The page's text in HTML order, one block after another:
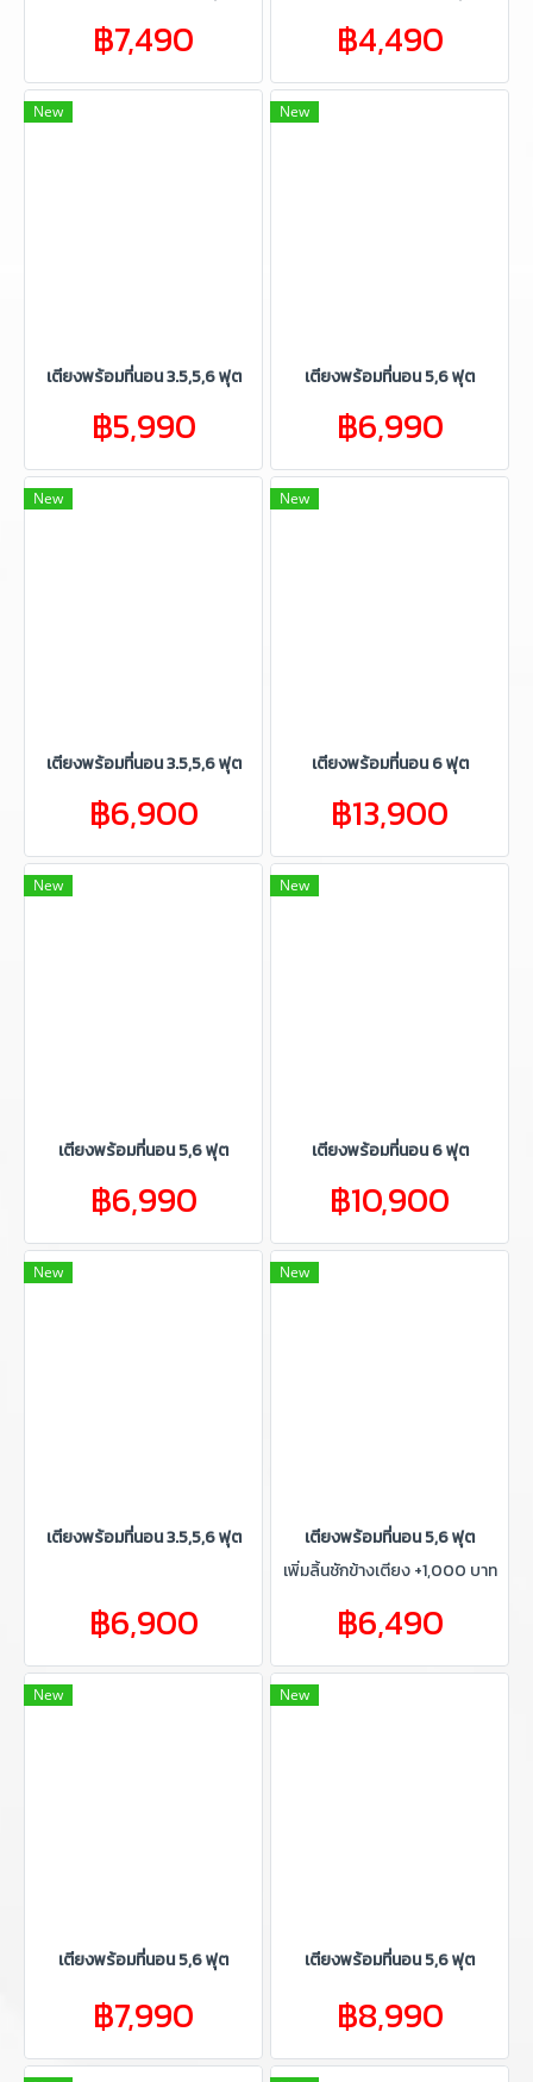
฿7,490 ฿4,490
New
เตียงพร้อมที่นอน 3.5,5,6 ฟุต
฿5,990
New
เตียงพร้อมที่นอน 5,6 ฟุต
฿6,990
New
เตียงพร้อมที่นอน 3.5,5,6 ฟุต
฿6,900
New
เตียงพร้อมที่นอน 6 ฟุต
฿13,900
New
เตียงพร้อมที่นอน 5,6 ฟุต
฿6,990
New
เตียงพร้อมที่นอน 6 ฟุต
฿10,900
New
เตียงพร้อมที่นอน 3.5,5,6 ฟุต
฿6,900
New
เตียงพร้อมที่นอน 5,6 ฟุต
เพิ่มลิ้นชักข้างเตียง +1,000 บาท
฿6,490
New
เตียงพร้อมที่นอน 5,6 ฟุต
฿7,990
New
เตียงพร้อมที่นอน 5,6 ฟุต
฿8,990